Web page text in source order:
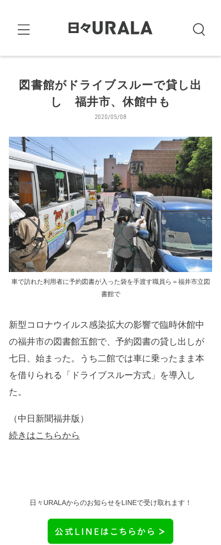
図書館がドライブスルーで貸し出
し 福井市、休館中も
2020/05/08
車で訪れた利用者に予約図書が入った袋を手渡す職員ら＝福井市立図
書館で
新型コロナウイルス感染拡大の影響で臨時休館中
の福井市の図書館五館で、予約図書の貸し出しが
七日、始まった。うち二館では車に乗ったまま本
を借りられる「ドライブスルー方式」を導入し
た。
（中日新聞福井版）
続きはこちらから
日々URALAからのお知らせをLINEで受け取れます！